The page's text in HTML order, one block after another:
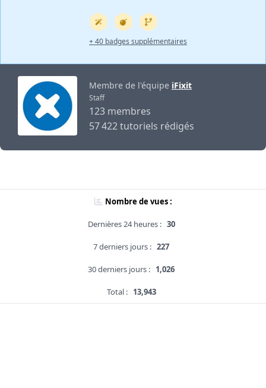
+ 40 badges supplémentaires
Membre de l'équipe iFixit
Staff
123 membres
57 422 tutoriels rédigés
Nombre de vues :
Dernières 24 heures : 30
7 derniers jours : 227
30 derniers jours : 1,026
Total : 13,943